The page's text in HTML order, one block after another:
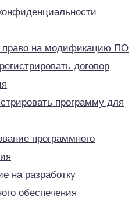
право на модификацию ПО
договор
программу для
программного
на разработку
обеспечения